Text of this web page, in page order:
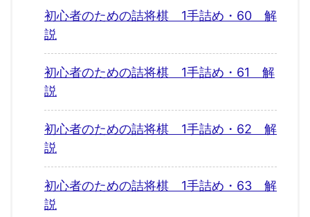
初心者のための詰将棋 1手詰め・60 解
説
初心者のための詰将棋 1手詰め・61 解
説
初心者のための詰将棋 1手詰め・62 解
説
初心者のための詰将棋 1手詰め・63 解
説